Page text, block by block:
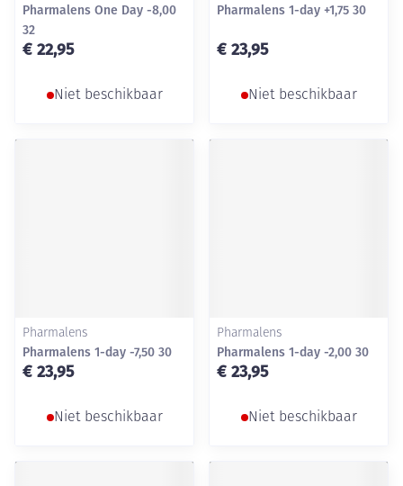
Pharmalens One Day -8,00
32
€ 22,95
Niet beschikbaar
Pharmalens 1-day +1,75 30
€ 23,95
Niet beschikbaar
Pharmalens
Pharmalens 1-day -7,50 30
€ 23,95
Niet beschikbaar
Pharmalens
Pharmalens 1-day -2,00 30
€ 23,95
Niet beschikbaar